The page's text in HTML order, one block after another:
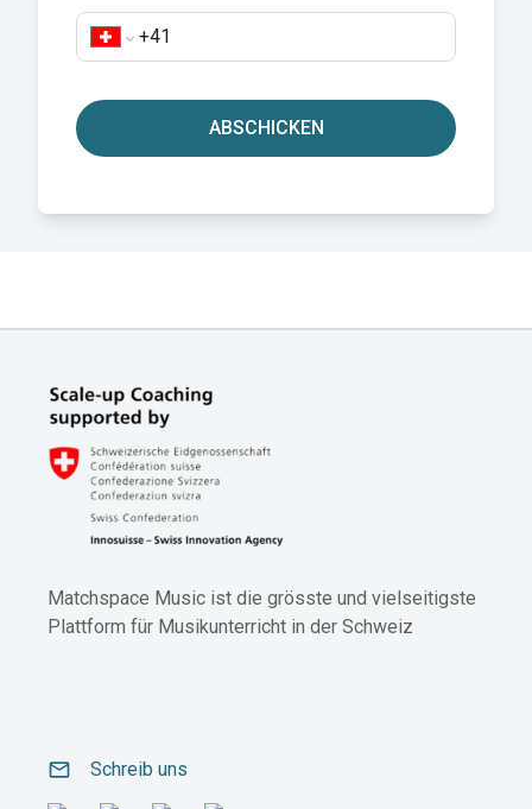
ABSCHICKEN
Matchspace Music ist die grösste und vielseitigste
Plattform für Musikunterricht in der Schweiz
email Schreib uns